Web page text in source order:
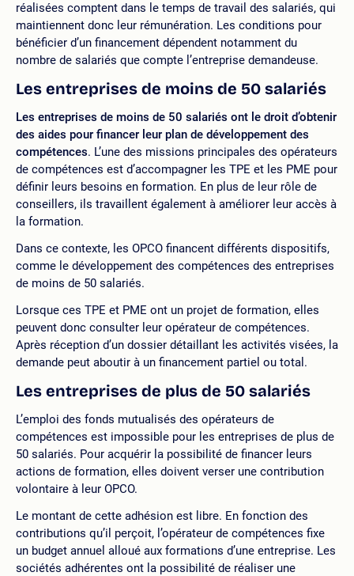
réalisées comptent dans le temps de travail des salariés, qui
maintiennent donc leur rémunération. Les conditions pour
bénéficier d’un financement dépendent notamment du
nombre de salariés que compte l’entreprise demandeuse.
Les entreprises de moins de 50 salariés
Les entreprises de moins de 50 salariés ont le droit d’obtenir
des aides pour financer leur plan de développement des
compétences. L’une des missions principales des opérateurs
de compétences est d’accompagner les TPE et les PME pour
définir leurs besoins en formation. En plus de leur rôle de
conseillers, ils travaillent également à améliorer leur accès à
la formation.
Dans ce contexte, les OPCO financent différents dispositifs,
comme le développement des compétences des entreprises
de moins de 50 salariés.
Lorsque ces TPE et PME ont un projet de formation, elles
peuvent donc consulter leur opérateur de compétences.
Après réception d’un dossier détaillant les activités visées, la
demande peut aboutir à un financement partiel ou total.
Les entreprises de plus de 50 salariés
L’emploi des fonds mutualisés des opérateurs de
compétences est impossible pour les entreprises de plus de
50 salariés. Pour acquérir la possibilité de financer leurs
actions de formation, elles doivent verser une contribution
volontaire à leur OPCO.
Le montant de cette adhésion est libre. En fonction des
contributions qu’il perçoit, l’opérateur de compétences fixe
un budget annuel alloué aux formations d’une entreprise. Les
sociétés adhérentes ont la possibilité de réaliser une